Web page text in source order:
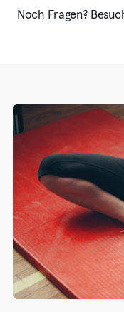
Noch Fragen?